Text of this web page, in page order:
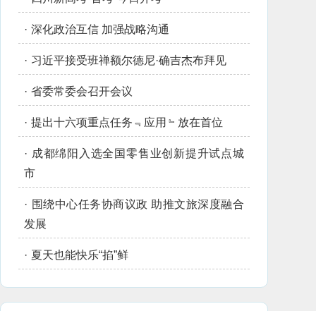
· 深化政治互信 加强战略沟通
· 习近平接受班禅额尔德尼·确吉杰布拜见
· 省委常委会召开会议
· 提出十六项重点任务﹃应用﹄放在首位
· 成都绵阳入选全国零售业创新提升试点城
市
· 围绕中心任务协商议政 助推文旅深度融合
发展
· 夏天也能快乐“掐”鲜